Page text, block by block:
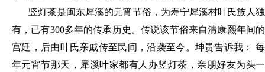
竖灯茶是闽东犀溪的元宵节俗，为寿宁犀溪村叶氏族人独
有，已有300多年的传承历史。传说该节俗来自清康熙年间的
宫廷，后由叶氏亲戚传至民间，沿袭至今。坤贵告诉我： 每
年元宵节那天，犀溪叶家都有人办竖灯茶，亲朋好友为头一